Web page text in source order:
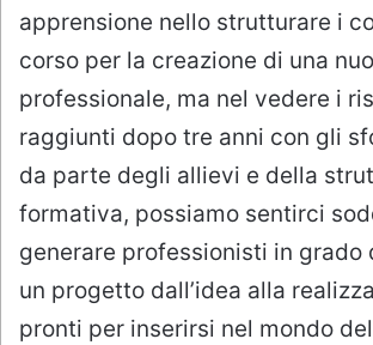
apprensione nello strutturare i
corso per la creazione di una
professionale, ma nel vedere i
raggiunti dopo tre anni con gli
da parte degli allievi e della
formativa, possiamo sentirci
generare professionisti in grado
un progetto dall’idea alla
pronti per inserirsi nel mondo